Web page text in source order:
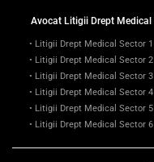
Avocat Litigii Drept Medical
• Litigii Drept Medical Sector 1
• Litigii Drept Medical Sector 2
• Litigii Drept Medical Sector 3
• Litigii Drept Medical Sector 4
• Litigii Drept Medical Sector 5
• Litigii Drept Medical Sector 6